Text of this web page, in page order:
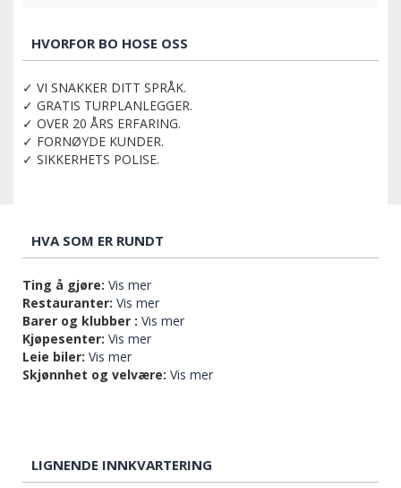
HVORFOR BO HOSE OSS
✓ VI SNAKKER DITT SPRÅK.
✓ GRATIS TURPLANLEGGER.
✓ OVER 20 ÅRS ERFARING.
✓ FORNØYDE KUNDER.
✓ SIKKERHETS POLISE.
HVA SOM ER RUNDT
Ting å gjøre: Vis mer
Restauranter: Vis mer
Barer og klubber : Vis mer
Kjøpesenter: Vis mer
Leie biler: Vis mer
Skjønnhet og velvære: Vis mer
LIGNENDE INNKVARTERING